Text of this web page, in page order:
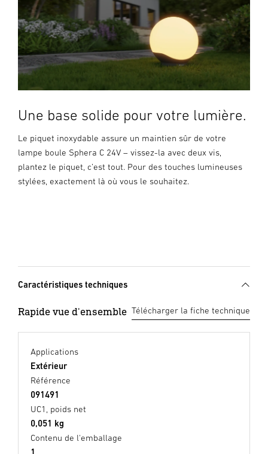
Une base solide pour votre lumière.
Le piquet inoxydable assure un maintien sûr de votre
lampe boule Sphera C 24V – vissez-la avec deux vis,
plantez le piquet, c’est tout. Pour des touches lumineuses
stylées, exactement là où vous le souhaitez.
Caractéristiques techniques
Rapide vue d'ensemble Télécharger la fiche technique
Applications
Extérieur
Référence
091491
UC1, poids net
0,051 kg
Contenu de l'emballage
1